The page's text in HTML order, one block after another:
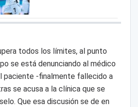
todos los límites, al punto
se está denunciando al médico
paciente -finalmente fallecido a
se acusa a la clínica que se
Que esa discusión se de en